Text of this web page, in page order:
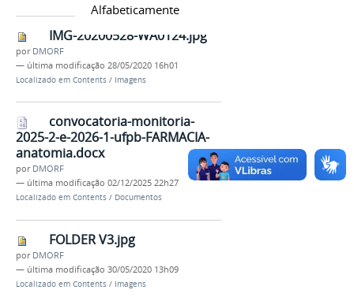
Alfabeticamente
IMG-20200528-WA0124.jpg
por DMORF
— última modificação 28/05/2020 16h01
Localizado em Contents / Imagens
convocatoria-monitoria-
2025-2-e-2026-1-ufpb-FARMACIA-
anatomia.docx
por DMORF
— última modificação 02/12/2025 22h27
Localizado em Contents / Documentos
FOLDER V3.jpg
por DMORF
— última modificação 30/05/2020 13h09
Localizado em Contents / Imagens